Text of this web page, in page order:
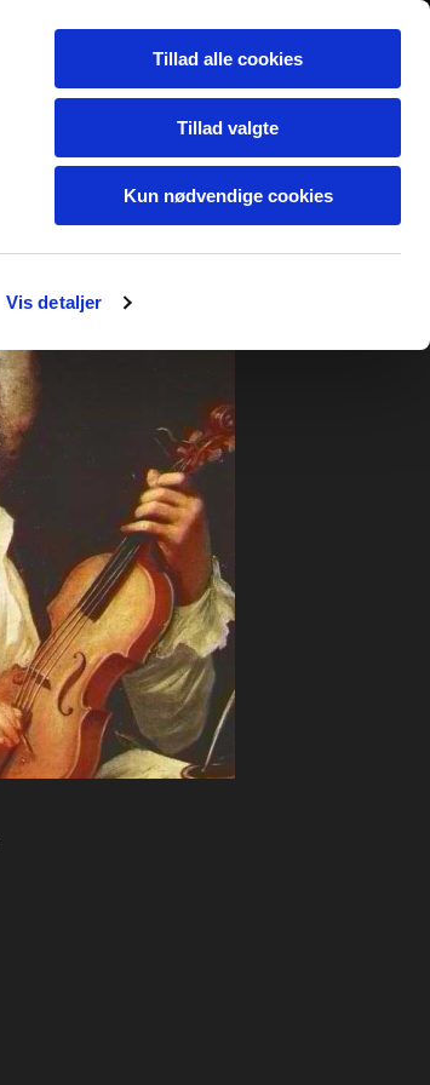
Vis detaljer
Tillad alle cookies
Tillad valgte
Kun nødvendige cookies